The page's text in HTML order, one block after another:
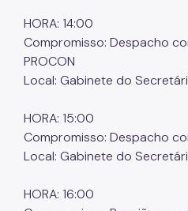
Fale Conosco
HORA: 14:00
Compromisso: Despacho
PROCON
Local: Gabinete do
HORA: 15:00
Compromisso: Despacho
Local: Gabinete do
HORA: 16:00